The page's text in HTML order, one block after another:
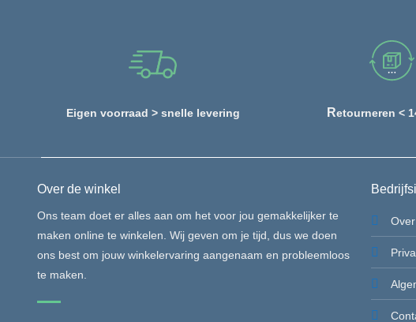
Eigen voorraad > snelle levering Retourneren <
Over de winkel
Ons team doet er alles aan om het voor jou gemakkelijker te
maken online te winkelen. Wij geven om je tijd, dus we doen
ons best om jouw winkelervaring aangenaam en probleemloos
te maken.